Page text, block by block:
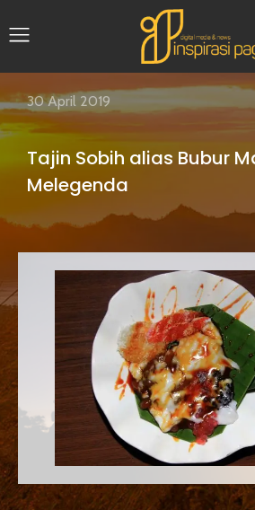
Tajin Sobih alias Bubur
Melegenda
30 April 2019